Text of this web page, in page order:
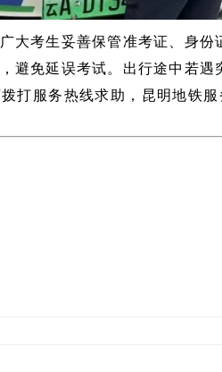
大考生妥善保管准考证、身份
避免延误考试。出行途中若遇
打服务热线求助，昆明地铁服